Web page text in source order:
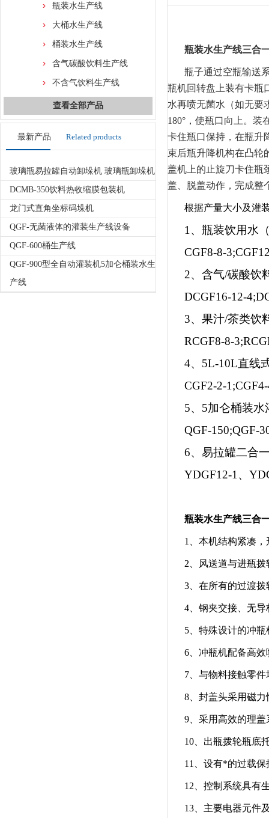
瓶装水生产线
大桶水生产线
桶装水生产线
含气碳酸饮料生产线
不含气饮料生产线
查看全部产品
最新产品 Related products
玻璃瓶易拉罐自动卸垛机 玻璃瓶卸垛机
DCMB-350饮料热收缩膜包装机
龙门式直角坐标码垛机
QGF-无菌液体的灌装生产线设备
QGF-600桶生产线
QGF-900型全自动灌装机5加仑桶装水生
产线
瓶装水生产线三合
瓶子通过空瓶输送
瓶机回转盘上装有卡瓶
水再喷无菌水（如无要
180°，使瓶口向上。
卡住瓶口保持，在瓶升
束后瓶升降机构在凸轮
盖机上的止旋刀卡住瓶
盖、脱盖动作，完成整
根据产量大小及灌
1、瓶装饮用水
CGF8-8-
2、含气/碳酸饮
DCGF16-12-
3、果汁/茶类饮
RCGF8-8-
4、5L-10L直线
CGF2-2-
5、5加仑桶装水
QGF-150;QGF-
6、易拉罐二合
YDGF12-1、
瓶装水生产线三合
1、本机结构紧凑
2、风送道与进瓶
3、在所有的过渡
4、钢夹交接、无
5、特殊设计的冲
6、冲瓶机配备高
7、与物料接触零
8、封盖头采用磁
9、采用高效的理
10、出瓶拨轮瓶底
11、设有*的过载
12、控制系统具有
13、主要电器元件